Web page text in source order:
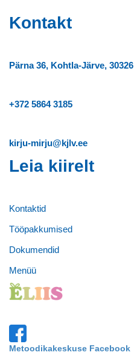
Kontakt
Pärna 36, Kohtla-Järve, 30326
+372 5864 3185
kirju-mirju@kjlv.ee
Leia kiirelt
Kontaktid
Tööpakkumised
Dokumendid
Menüü
Metoodikakeskuse Facebook